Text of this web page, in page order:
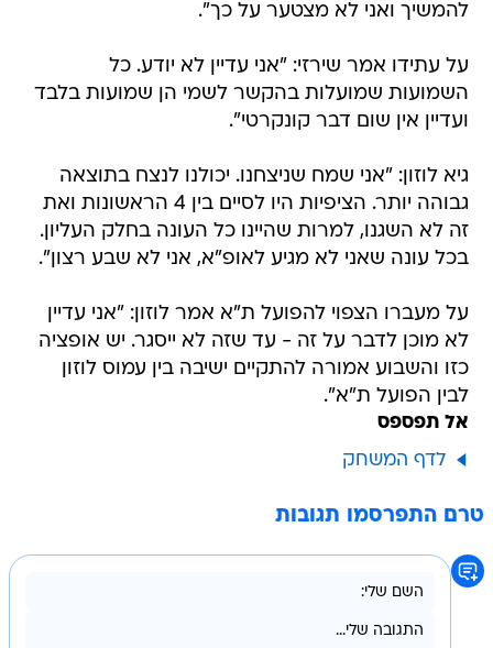
להמשיך ואני לא מצטער על כך".
על עתידו אמר שירזי: "אני עדיין לא יודע. כל
השמועות שמועלות בהקשר לשמי הן שמועות בלבד
ועדיין אין שום דבר קונקרטי".
גיא לוזון: "אני שמח שניצחנו. יכולנו לנצח בתוצאה
גבוהה יותר. הציפיות היו לסיים בין 4 הראשונות ואת
זה לא השגנו, למרות שהיינו כל העונה בחלק העליון.
בכל עונה שאני לא מגיע לאופ"א, אני לא שבע רצון".
על מעברו הצפוי להפועל ת"א אמר לוזון: "אני עדיין
לא מוכן לדבר על זה - עד שזה לא ייסגר. יש אופציה
כזו והשבוע אמורה להתקיים ישיבה בין עמוס לוזון
לבין הפועל ת"א".
אל תפספס
לדף המשחק
טרם התפרסמו תגובות